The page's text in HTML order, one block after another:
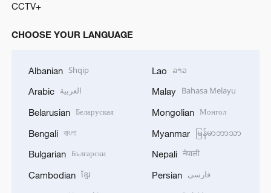
CCTV+
CHOOSE YOUR LANGUAGE
Albanian Shqip
Arabic العربية
Belarusian Беларуская
Bengali বাংলা
Bulgarian Български
Cambodian ខ្មែរ
Lao ລາວ
Malay Bahasa Melayu
Mongolian Монгол
Myanmar မြန်မာဘာသာ
Nepali नेपाली
Persian فارسی